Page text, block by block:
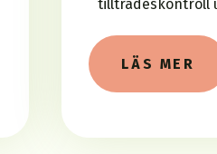
tillträdeskontroll
LÄS MER